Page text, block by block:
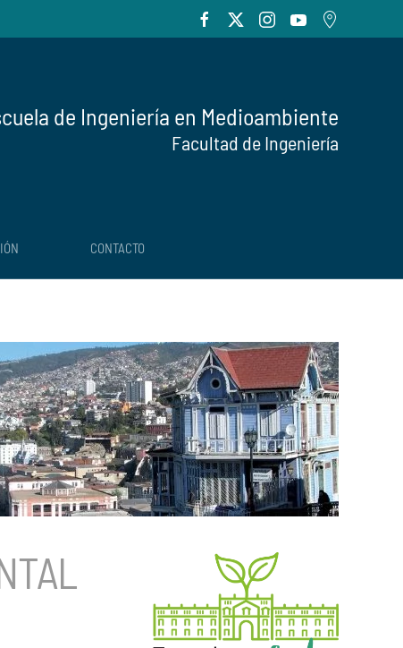
de Ingeniería en Medioambiente
Facultad de Ingeniería
CONTACTO